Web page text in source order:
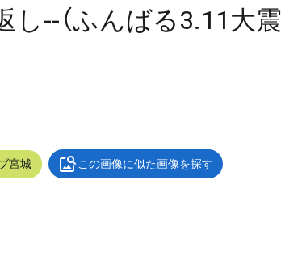
--（ふんばる3.11大震
宮城 この画像に似た画像を探す